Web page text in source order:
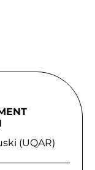
(UQAR)